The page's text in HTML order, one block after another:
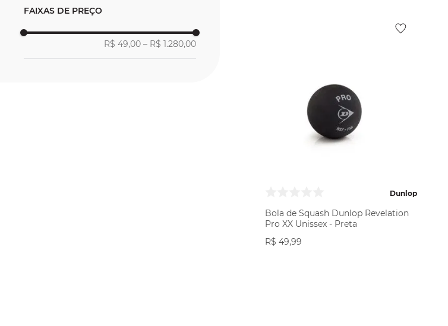
FAIXAS DE PREÇO
R$ 49,00 – R$ 1.280,00
Dunlop
Bola de Squash Dunlop Revelation
Pro XX Unissex - Preta
R$ 49,99